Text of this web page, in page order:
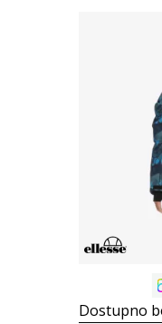
Dostupno